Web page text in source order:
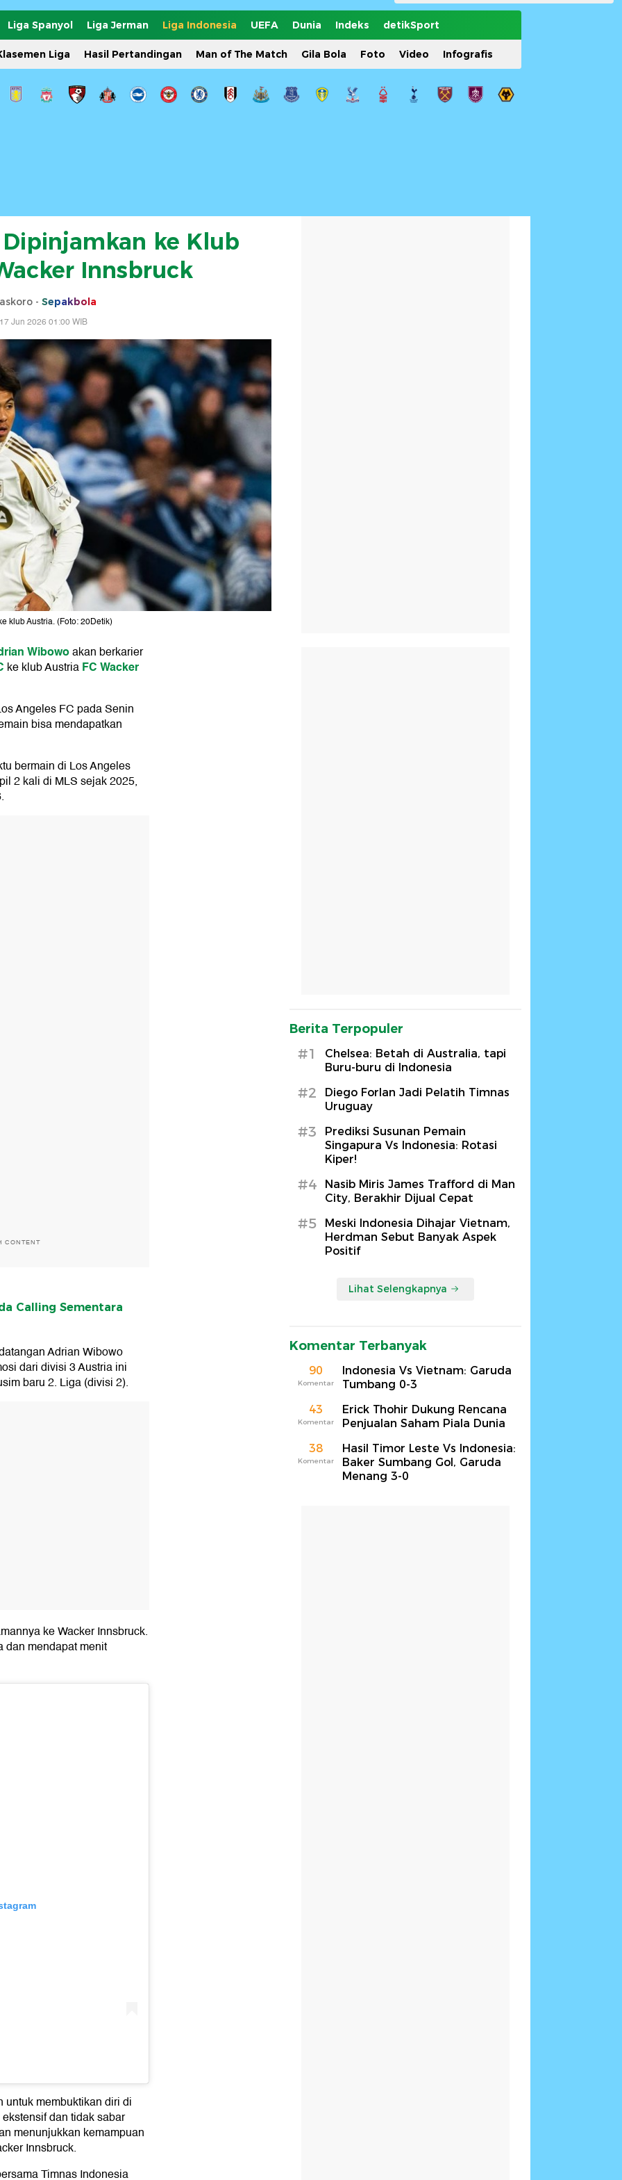
Liga Spanyol Liga Jerman Liga Indonesia UEFA Dunia Indeks detikSport
Liga Hasil Pertandingan Man of The Match Gila Bola Foto Video Infografis
ke Klub
Innsbruck
- Sepakbola
Jun 2026 01:00 WIB
klub Austria. (Foto: 20Detik)
Wibowoakan berkarier
ke klub AustriaFC Wacker
Angeles FC pada Senin
bisa mendapatkan
bermain di Los Angeles
2 kali di MLS sejak 2025,
CONTENT
Calling Sementara
Adrian Wibowo
dari divisi 3 Austria ini
baru 2. Liga (divisi 2).
ke Wacker Innsbruck.
dan mendapat menit
membuktikan diri di
dan tidak sabar
menunjukkan kemampuan
Innsbruck.
Timnas Indonesia
Berita Terpopuler
#1
Chelsea: Betah di Australia, tapi
Buru-buru di Indonesia
#2
Diego Forlan Jadi Pelatih Timnas
Uruguay
#3
Prediksi Susunan Pemain
Singapura Vs Indonesia: Rotasi
Kiper!
#4
Nasib Miris James Trafford di Man
City, Berakhir Dijual Cepat
#5
Meski Indonesia Dihajar Vietnam,
Herdman Sebut Banyak Aspek
Positif
Lihat Selengkapnya
Komentar Terbanyak
90
Komentar
Indonesia Vs Vietnam: Garuda
Tumbang 0-3
43
Komentar
Erick Thohir Dukung Rencana
Penjualan Saham Piala Dunia
38
Komentar
Hasil Timor Leste Vs Indonesia:
Baker Sumbang Gol, Garuda
Menang 3-0